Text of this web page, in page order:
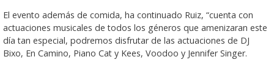
El evento además de comida, ha continuado Ruiz, “cuenta con
actuaciones musicales de todos los géneros que amenizaran este
día tan especial, podremos disfrutar de las actuaciones de DJ
Bixo, En Camino, Piano Cat y Kees, Voodoo y Jennifer Singer.